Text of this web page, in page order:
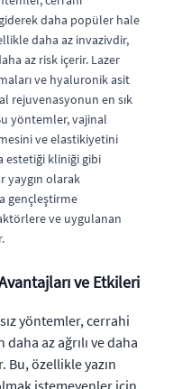
daha popüler hale
daha az invazivdir,
az risk içerir. Lazer
ve hyaluronik asit
rejuvenasyonun en sık
yöntemler, vajinal
ve elastikiyetini
estetiği kliniği gibi
yaygın olarak
gençleştirme
ve uygulanan
ve Etkileri
yöntemler, cerrahi
az ağrılı ve daha
Bu, özellikle yazın
istemeyenler için